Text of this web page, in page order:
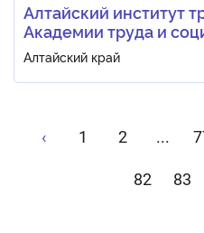
Алтайский институт
Академии труда и
Алтайский край
‹ 1 2 ...
82 83